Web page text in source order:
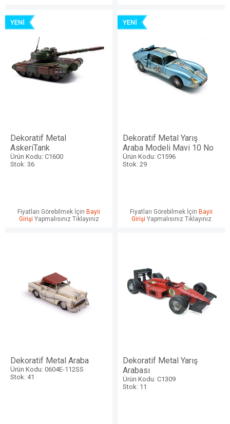
Dekoratif Metal
AskeriTank
Ürün Kodu: C1600
Stok: 36
Fiyatları Görebilmek İçin Bayii
Girişi Yapmalısınız Tıklayınız
Dekoratif Metal Yarış
Araba Modeli Mavi 10 No
Ürün Kodu: C1596
Stok: 29
Fiyatları Görebilmek İçin Bayii
Girişi Yapmalısınız Tıklayınız
Dekoratif Metal Araba
Ürün Kodu: 0604E-112SS
Stok: 41
Dekoratif Metal Yarış
Arabası
Ürün Kodu: C1309
Stok: 11